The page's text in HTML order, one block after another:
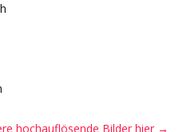
hochauflösende Bilder hier →